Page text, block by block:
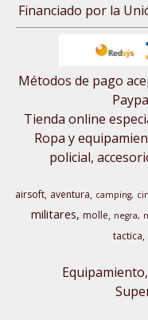
Financiado por la
Métodos de pago
Tienda online
Ropa y
policial,
airsoft aventura camping
militares molle negra
tactica
Equipamiento